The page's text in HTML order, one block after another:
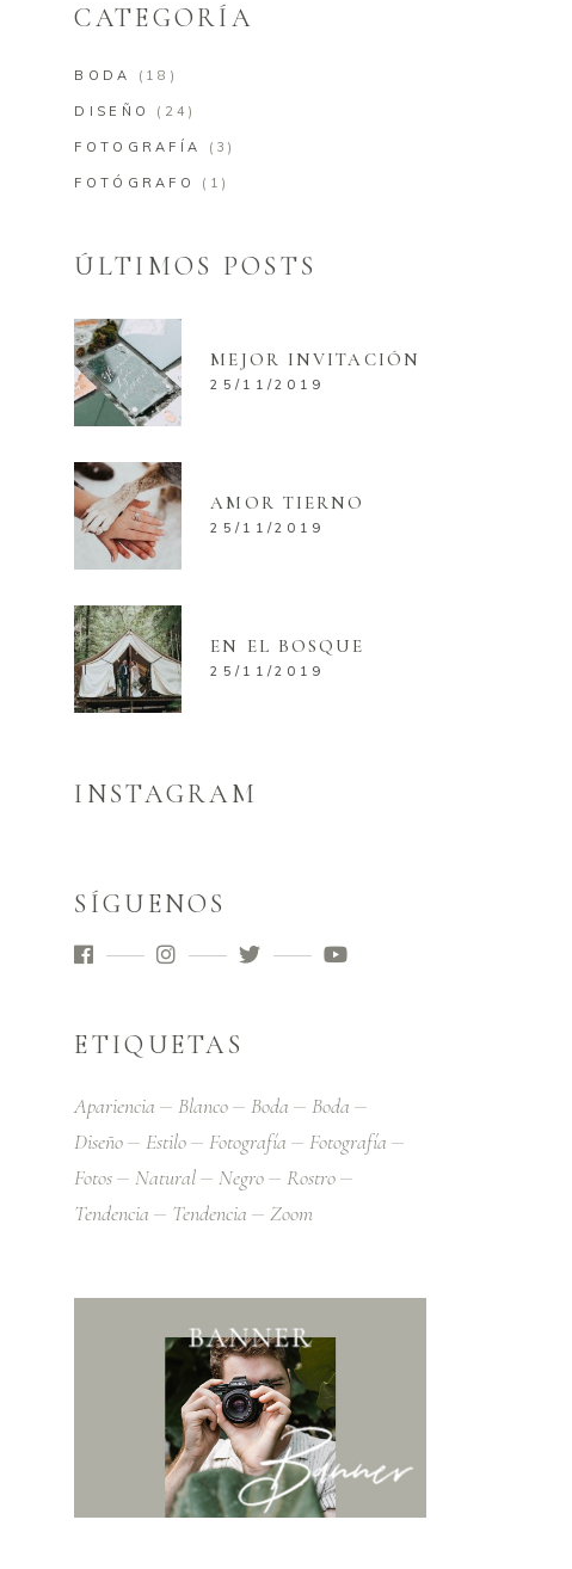
CATEGORÍA
BODA (18)
DISEÑO (24)
FOTOGRAFÍA (3)
FOTÓGRAFO (1)
ÚLTIMOS POSTS
MEJOR INVITACIÓN
25/11/2019
AMOR TIERNO
25/11/2019
EN EL BOSQUE
25/11/2019
INSTAGRAM
SÍGUENOS
ETIQUETAS
Apariencia Blanco Boda
Boda
Diseño
Estilo Fotografía
Fotografía
Fotos
Natural Negro
Rostro
Tendencia
Tendencia Zoom